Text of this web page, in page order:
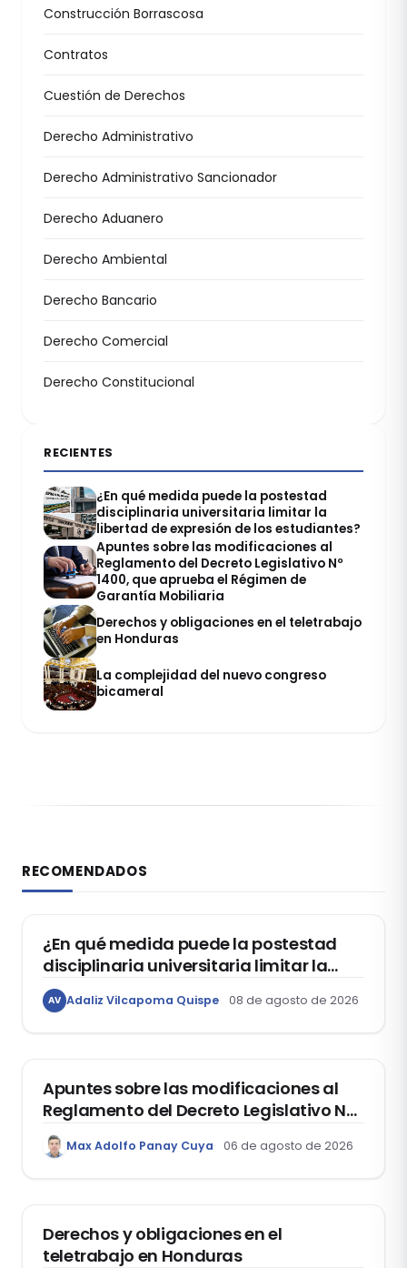
Construcción Borrascosa
Contratos
Cuestión de Derechos
Derecho Administrativo
Derecho Administrativo Sancionador
Derecho Aduanero
Derecho Ambiental
Derecho Bancario
Derecho Comercial
Derecho Constitucional
RECIENTES
¿En qué medida puede la postestad
disciplinaria universitaria limitar la
libertad de expresión de los estudiantes?
Apuntes sobre las modificaciones al
Reglamento del Decreto Legislativo Nº
1400, que aprueba el Régimen de
Garantía Mobiliaria
Derechos y obligaciones en el teletrabajo
en Honduras
La complejidad del nuevo congreso
bicameral
RECOMENDADOS
DERECHO CONSTITUCIONAL
¿En qué medida puede la postestad
disciplinaria universitaria limitar la
libertad de expresión de los
estudiantes?
AV Adaliz Vilcapoma Quispe 08 de agosto de 2026
Apuntes sobre las modificaciones al
Reglamento del Decreto Legislativo Nº
1400, que aprueba el Régimen de
Garantía Mobiliaria
Max Adolfo Panay Cuya 06 de agosto de 2026
Derechos y obligaciones en el
teletrabajo en Honduras